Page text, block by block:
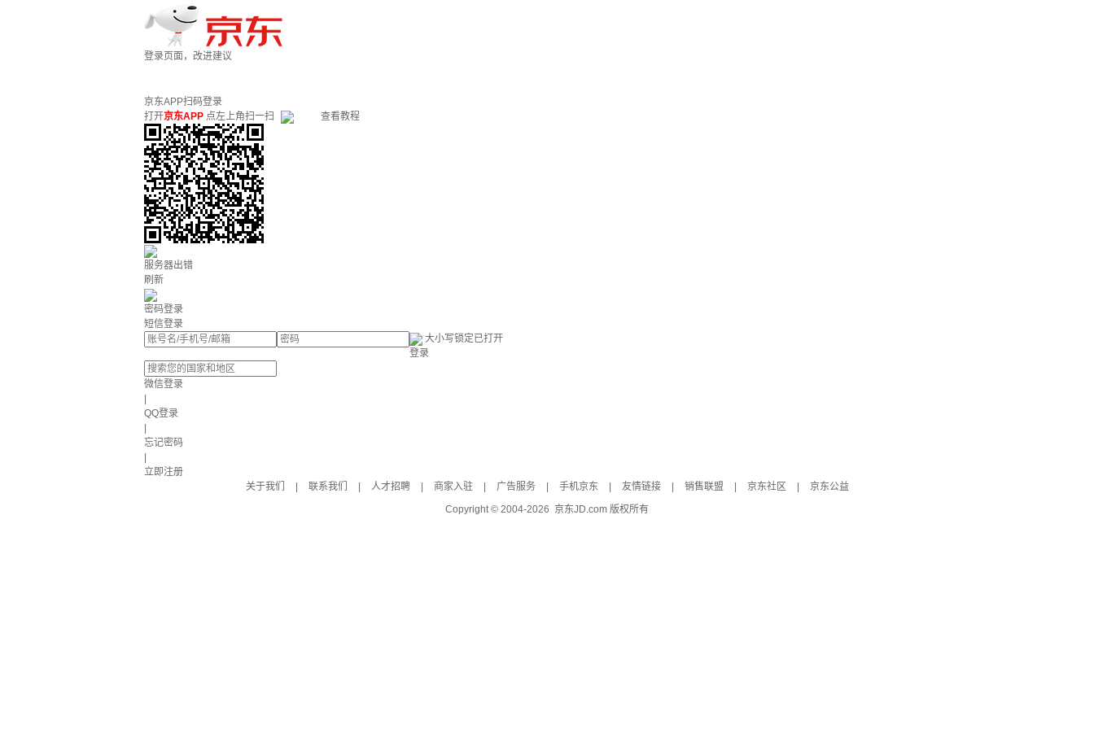
登录页面，改进建议
京东APP扫码登录
打开京东APP 点左上角扫一扫 查看教程
服务器出错
刷新
密码登录
短信登录
大小写锁定已打开
登录
微信登录
QQ登录
忘记密码
立即注册
关于我们
联系我们 人才招聘 商家入驻 广告服务 手机京东 友情链接 销售联盟 京东社区
京东公益
Copyright © 2004-2026 京东JD.com 版权所有